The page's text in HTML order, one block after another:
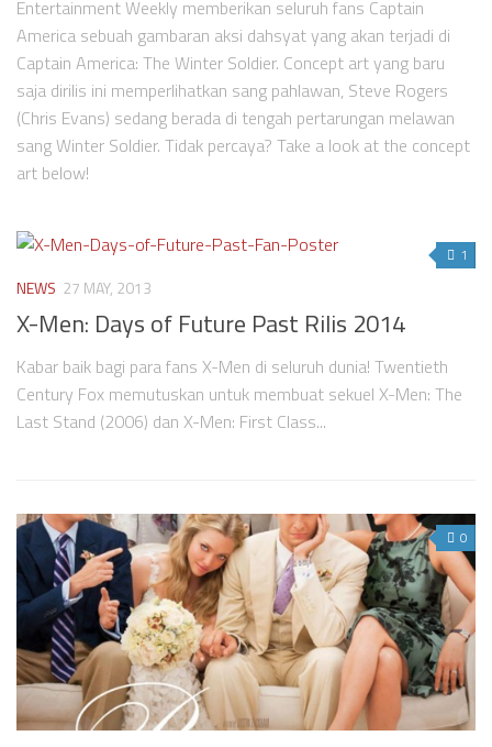
Entertainment Weekly memberikan seluruh fans Captain
America sebuah gambaran aksi dahsyat yang akan terjadi di
Captain America: The Winter Soldier. Concept art yang baru
saja dirilis ini memperlihatkan sang pahlawan, Steve Rogers
(Chris Evans) sedang berada di tengah pertarungan melawan
sang Winter Soldier. Tidak percaya? Take a look at the concept
art below!
1
NEWS 27 MAY, 2013
X-Men: Days of Future Past Rilis 2014
Kabar baik bagi para fans X-Men di seluruh dunia! Twentieth
Century Fox memutuskan untuk membuat sekuel X-Men: The
Last Stand (2006) dan X-Men: First Class...
0